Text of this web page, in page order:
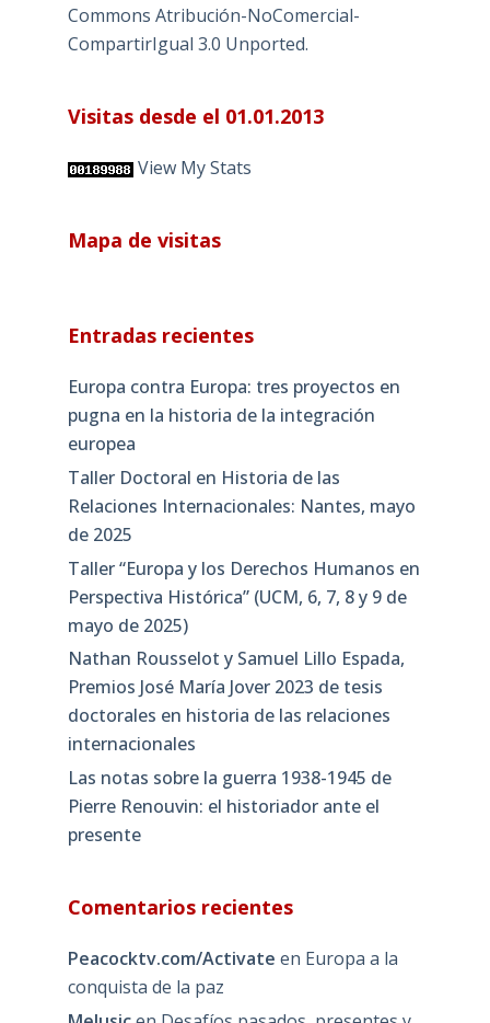
Commons Atribución-NoComercial-
CompartirIgual 3.0 Unported.
Visitas desde el 01.01.2013
View My Stats
Mapa de visitas
Entradas recientes
Europa contra Europa: tres proyectos en
pugna en la historia de la integración
europea
Taller Doctoral en Historia de las
Relaciones Internacionales: Nantes, mayo
de 2025
Taller “Europa y los Derechos Humanos en
Perspectiva Histórica” (UCM, 6, 7, 8 y 9 de
mayo de 2025)
Nathan Rousselot y Samuel Lillo Espada,
Premios José María Jover 2023 de tesis
doctorales en historia de las relaciones
internacionales
Las notas sobre la guerra 1938-1945 de
Pierre Renouvin: el historiador ante el
presente
Comentarios recientes
Peacocktv.com/Activate en Europa a la
conquista de la paz